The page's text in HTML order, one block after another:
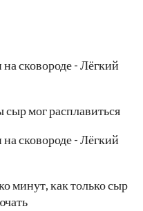
мог расплавиться
минут, как только сыр